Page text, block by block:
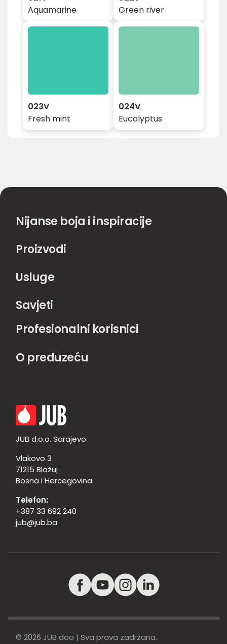
Aquamarine
Green river
023V
Fresh mint
024V
Eucalyptus
Nijanse boja i inspiracije
Proizvodi
Usluge
Savjeti
Profesionalni korisnici
O preduzeću
JUB d.o.o. Sarajevo
Vlakovo 3
71215 Blažuj
Bosna i Hercegovina
Telefon:
+387 33 692 240
jub@jub.ba
© 2026 JUB doo | Sva prava zadržana.